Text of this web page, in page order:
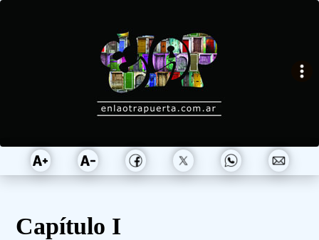
Capítulo I